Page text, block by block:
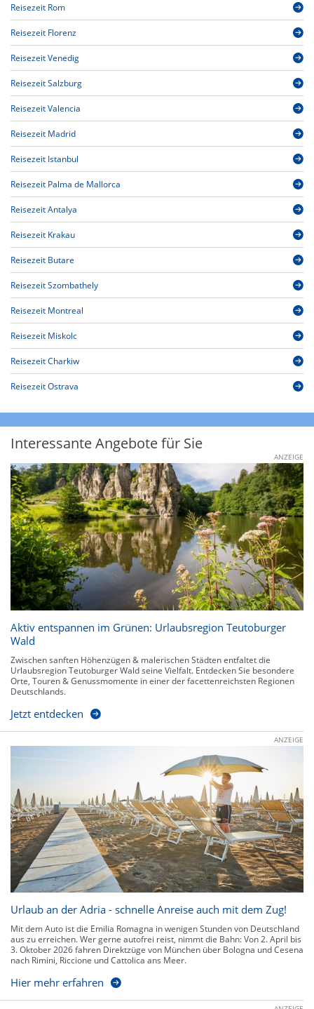
Reisezeit Rom
Reisezeit Florenz
Reisezeit Venedig
Reisezeit Salzburg
Reisezeit Valencia
Reisezeit Madrid
Reisezeit Istanbul
Reisezeit Palma de Mallorca
Reisezeit Antalya
Reisezeit Krakau
Reisezeit Butare
Reisezeit Szombathely
Reisezeit Montreal
Reisezeit Miskolc
Reisezeit Charkiw
Reisezeit Ostrava
Interessante Angebote für Sie
ANZEIGE
Aktiv entspannen im Grünen: Urlaubsregion Teutoburger
Wald
Zwischen sanften Höhenzügen & malerischen Städten entfaltet die
Urlaubsregion Teutoburger Wald seine Vielfalt. Entdecken Sie besondere
Orte, Touren & Genussmomente in einer der facettenreichsten Regionen
Deutschlands.
Jetzt entdecken
ANZEIGE
Urlaub an der Adria - schnelle Anreise auch mit dem Zug!
Mit dem Auto ist die Emilia Romagna in wenigen Stunden von Deutschland
aus zu erreichen. Wer gerne autofrei reist, nimmt die Bahn: Von 2. April bis
3. Oktober 2026 fahren Direktzüge von München über Bologna und Cesena
nach Rimini, Riccione und Cattolica ans Meer.
Hier mehr erfahren